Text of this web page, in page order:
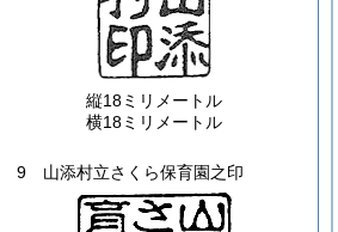
縦18ミリメートル
横18ミリメートル
9 山添村立さくら保育園之印